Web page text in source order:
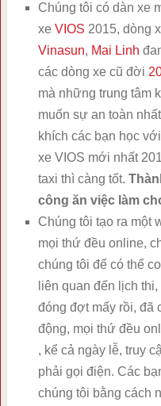
Chúng tôi có dàn xe
xe VIOS 2015, dòng
Vinasun, Mai Linh
các dòng xe cũ đời
mà những trung tâm
muốn sự an toàn
khích các bạn học
xe VIOS mới nhất
taxi thì càng tốt.
công ăn việc làm
Chúng tôi tạo ra một
mọi thứ đều online,
chúng tôi để có thể
liên quan đến lịch
đóng đợt mấy rồi, đã
động, mọi thứ đều
, kể cả ngày lễ, truy
phải gọi điện. Các
chúng tôi bằng cách